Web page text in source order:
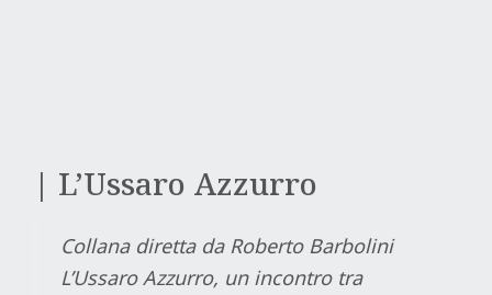
| L’Ussaro Azzurro
Collana diretta da Roberto Barbolini
L’Ussaro Azzurro, un incontro tra